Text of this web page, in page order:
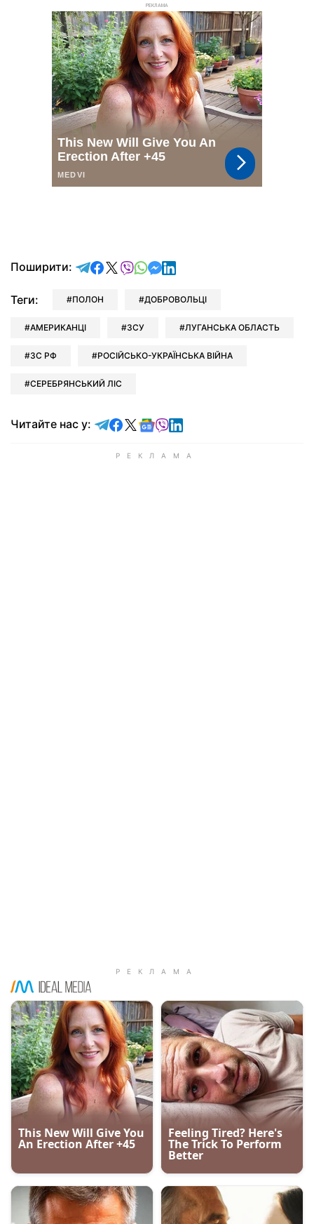
РЕКЛАМА
Поширити: відправити у Telegram
поділитись у Facebook
поділитись у X
відправити у Viber
відправити у Whatsapp
відправити у Messenger
відправити у LinkedIn
Теги: ПОЛОН ДОБРОВОЛЬЦІ
АМЕРИКАНЦІ ЗСУ ЛУГАНСЬКА ОБЛАСТЬ
ЗС РФ РОСІЙСЬКО-УКРАЇНСЬКА ВІЙНА
СЕРЕБРЯНСЬКИЙ ЛІС
Читайте нас у: Читайте у Telegram
Читайте у Facebook
Читайте у X
Читайте у Google news
Читайте у Viber
Читайте у LinkedIn